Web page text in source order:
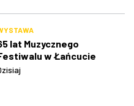
lat Muzycznego
w Łańcucie